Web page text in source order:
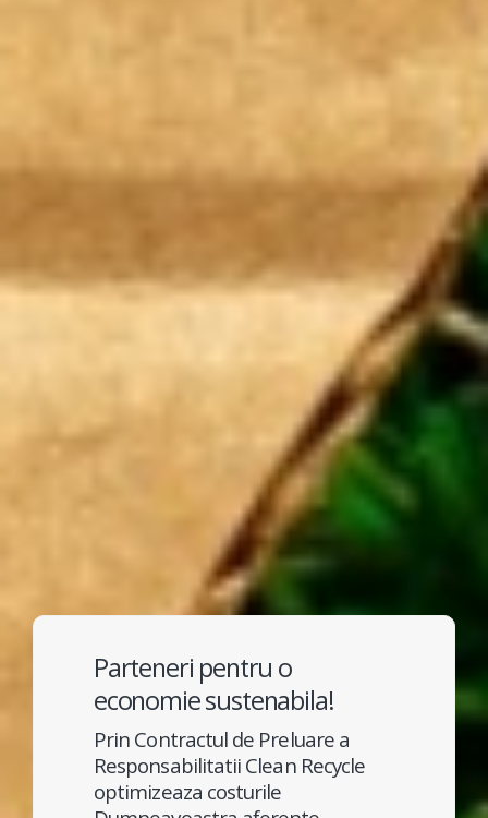
Parteneri pentru o
economie sustenabila!
Prin Contractul de Preluare a
Responsabilitatii Clean Recycle
optimizeaza costurile